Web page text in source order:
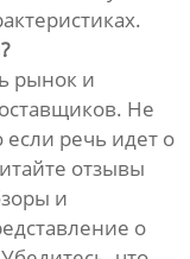
рынок и
Не
если речь идет о
отзывы
и
о